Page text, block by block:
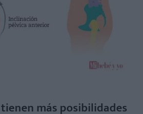
más posibilidades